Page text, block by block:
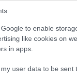
to enable
like cookies on
in apps.
user data to be sent